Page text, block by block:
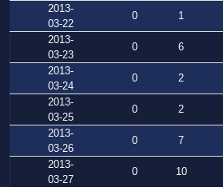
2013-
03-22
0 1
2013-
03-23
0 6
2013-
03-24
0 2
2013-
03-25
0 2
2013-
03-26
0 7
2013-
03-27
0 10